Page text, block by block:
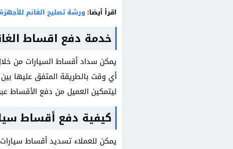
اقرأ أيضا: ورشة تصليح الغانم
خدمة دفع اقساط
يمكن سداد أقساط السيارات من
أي وقت بالطريقة المتفق عليها
ليتمكين العميل من دفع الأقساط
كيفية دفع أقساط
يمكن للعملاء تسديد أقساط